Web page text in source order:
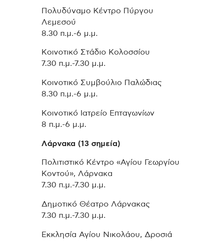
Πολυδύναμο Κέντρο Πύργου
Λεμεσού
8.30 π.μ.-6 μ.μ.
Κοινοτικό Στάδιο Κολοσσίου
7.30 π.μ.-7.30 μ.μ.
Κοινοτικό Συμβούλιο Παλώδιας
8.30 π.μ.-6 μ.μ.
Κοινοτικό Ιατρείο Επταγωνίων
8 π.μ.-6 μ.μ.
Λάρνακα (13 σημεία)
Πολιτιστικό Κέντρο «Αγίου Γεωργίου
Κοντού», Λάρνακα
7.30 π.μ.-7.30 μ.μ.
Δημοτικό Θέατρο Λάρνακας
7.30 π.μ.-7.30 μ.μ.
Εκκλησία Αγίου Νικολάου, Δροσιά